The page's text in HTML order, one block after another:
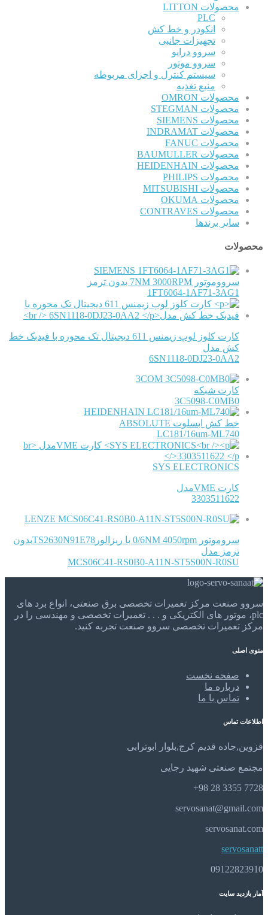
محصولات LITTON
PLC
انکودر و خط کش
تجهیزات جانبی
سروو درایو
سروو موتور
سیستم کنترل و اجزای مربوطه
منبع تغذیه
محصولات OMRON
محصولات STEGMAN
محصولات SIEMENS
محصولات INDRAMAT
محصولات FANUC
محصولات BAUMULLER
محصولات HEIDENHAIN
محصولات PHILIPS
محصولات MITSUBISHI
محصولات OKUMA
محصولات CONTRAVES
سایر برندها
محصولات
SIEMENS
سرووموتور 7NM 3000RPM بدون ترمز
1FT6064-1AF71-3AG1
کارت کلوز لوپ زیمنس 611 دیجیتال تک محوره با فیدبک خط
کش مدل
6SN1118-0DJ23-0AA2
3COM
کارت شبکه
3C5098-C0MB0
HEIDENHAIN
خط کش ابسلوت ABSOLUTE
LC181/16um-ML740
SYS ELECTRONICS
کارت VMEمدل
3303511622
LENZE
سروموتور 0/6NM 4050rpm با ریزالورTS2630N91E78بدون
ترمز مدل
MCS06C41-RS0B0-A11N-ST5S00N-R0SU
سروو صنعت مرکز تعمیرات تخصصی برق صنعتی، انواع برد های
plc، موتور های الکتریکی و . . . تعمیرات تخصصی و مهندسی را در
مرکز تعمیرات تخصصی سروو صنعت تجربه کنید.
منوی اصلی
صفحه نخست
درباره ما
تماس با ما
اطلاعات تماس
قزوین,جاده قدیم کرج,بلوار ابوترابی
مجتمع صنعتی شهید رجایی
7728 3355 28 98+
servosanat@gmail.com
servosanat.com
servosanatt
09122823910
آمار بازدید سایت